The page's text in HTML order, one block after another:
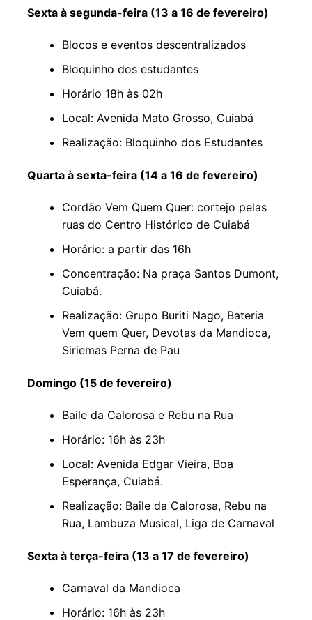
Sexta à segunda-feira (13 a 16 de fevereiro)
Blocos e eventos descentralizados
Bloquinho dos estudantes
Horário 18h às 02h
Local: Avenida Mato Grosso, Cuiabá
Realização: Bloquinho dos Estudantes
Quarta à sexta-feira (14 a 16 de fevereiro)
Cordão Vem Quem Quer: cortejo pelas
ruas do Centro Histórico de Cuiabá
Horário: a partir das 16h
Concentração: Na praça Santos Dumont,
Cuiabá.
Realização: Grupo Buriti Nago, Bateria
Vem quem Quer, Devotas da Mandioca,
Siriemas Perna de Pau
Domingo (15 de fevereiro)
Baile da Calorosa e Rebu na Rua
Horário: 16h às 23h
Local: Avenida Edgar Vieira, Boa
Esperança, Cuiabá.
Realização: Baile da Calorosa, Rebu na
Rua, Lambuza Musical, Liga de Carnaval
Sexta à terça-feira (13 a 17 de fevereiro)
Carnaval da Mandioca
Horário: 16h às 23h